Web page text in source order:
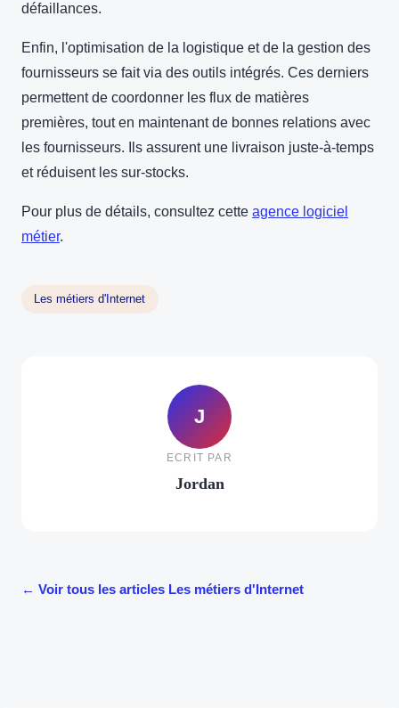
défaillances.
Enfin, l'optimisation de la logistique et de la gestion des
fournisseurs se fait via des outils intégrés. Ces derniers
permettent de coordonner les flux de matières
premières, tout en maintenant de bonnes relations avec
les fournisseurs. Ils assurent une livraison juste-à-temps
et réduisent les sur-stocks.
Pour plus de détails, consultez cette agence logiciel
métier.
Les métiers d'Internet
J
ECRIT PAR
Jordan
← Voir tous les articles Les métiers d'Internet